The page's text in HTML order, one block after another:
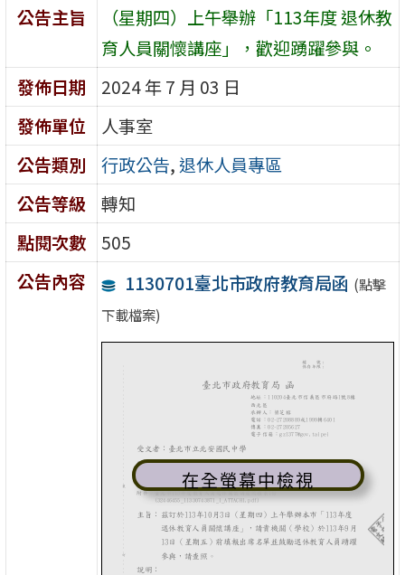
公告主旨
（星期四）上午舉辦「113年度 退休教
育人員關懷講座」，歡迎踴躍參與。
發佈日期
2024 年 7 月 03 日
發佈單位
人事室
公告類別
行政公告, 退休人員專區
公告等級
轉知
點閱次數
505
公告內容
1130701臺北市政府教育局函 (點擊
下載檔案)
在全螢幕中檢視